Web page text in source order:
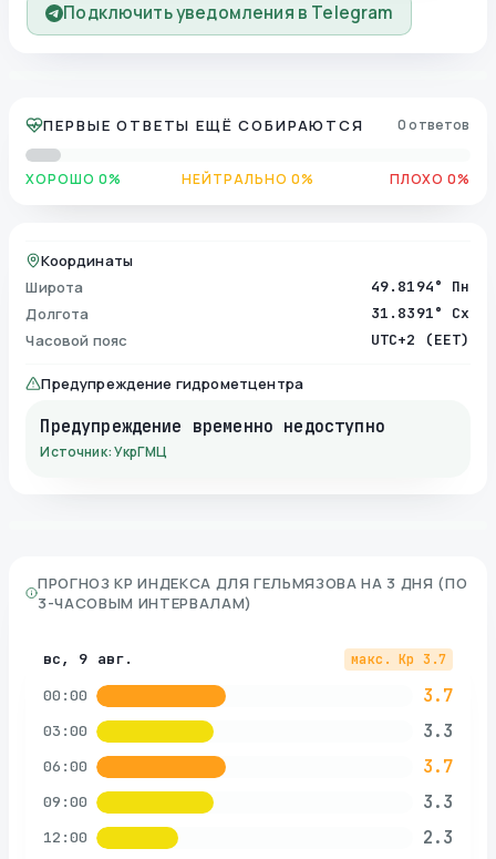
Подключить уведомления в Telegram
ПЕРВЫЕ ОТВЕТЫ ЕЩЁ СОБИРАЮТСЯ 0 ответов
ХОРОШО 0% НЕЙТРАЛЬНО 0% ПЛОХО 0%
Координаты
Широта
49.8194° Пн
Долгота 31.8391° Сх
Часовой пояс UTC+2 (EET)
Предупреждение гидрометцентра
Предупреждение временно недоступно
Источник: УкрГМЦ
ПРОГНОЗ KP ИНДЕКСА ДЛЯ ГЕЛЬМЯЗОВА НА 3 ДНЯ (ПО
3-ЧАСОВЫМ ИНТЕРВАЛАМ)
вс, 9 авг. макс. Kp 3.7
00:00 3.7
03:00 3.3
06:00 3.7
09:00 3.3
12:00 2.3